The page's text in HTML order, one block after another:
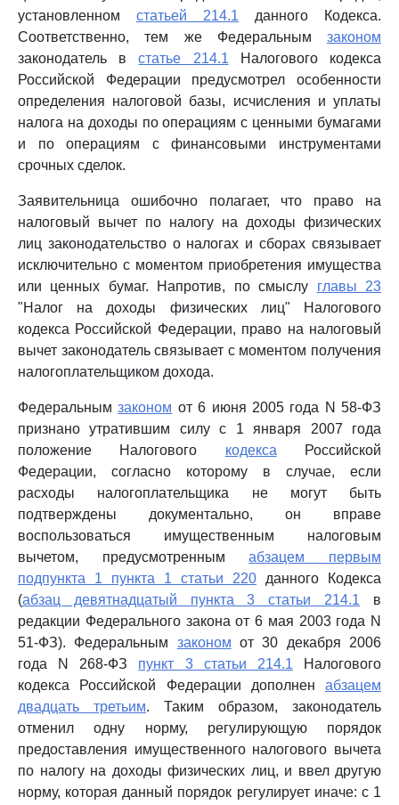
установленном статьей 214.1 данного Кодекса.
Соответственно, тем же Федеральным законом
законодатель встатье 214.1 Налогового кодекса
Российской Федерации предусмотрел особенности
определения налоговой базы, исчисления и уплаты
налога на доходы по операциям с ценными бумагами
и по операциям с финансовыми инструментами
срочных сделок.
Заявительница ошибочно полагает, что право на
налоговый вычет по налогу на доходы физических
лиц законодательство о налогах и сборах связывает
исключительно с моментом приобретения имущества
или ценных бумаг. Напротив, по смыслу главы 23
"Налог на доходы физических лиц" Налогового
кодекса Российской Федерации, право на налоговый
вычет законодатель связывает с моментом получения
налогоплательщиком дохода.
Федеральнымзаконом от 6 июня 2005 года N 58-ФЗ
признано утратившим силу с 1 января 2007 года
положение Налогового кодекса Российской
Федерации, согласно которому в случае, если
расходы налогоплательщика не могут быть
подтверждены документально, он вправе
воспользоваться имущественным налоговым
вычетом, предусмотреннымабзацем первым
подпункта 1 пункта 1 статьи 220 данного Кодекса
(абзац девятнадцатый пункта 3 статьи 214.1 в
редакции Федерального закона от 6 мая 2003 года N
51-ФЗ). Федеральным законом от 30 декабря 2006
года N 268-ФЗ пункт 3 статьи 214.1 Налогового
кодекса Российской Федерации дополнен абзацем
двадцать третьим. Таким образом, законодатель
отменил одну норму, регулирующую порядок
предоставления имущественного налогового вычета
по налогу на доходы физических лиц, и ввел другую
норму, которая данный порядок регулирует иначе: с 1